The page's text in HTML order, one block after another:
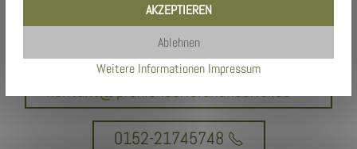
Textnachricht oder schreiben eine Mail. Gerne können
Sie auch direkt einen Termin online buchen:
kontakt@praxiskoerferundkoerfer.de
0152-21745748
AKZEPTIEREN
Ablehnen
Weitere Informationen Impressum